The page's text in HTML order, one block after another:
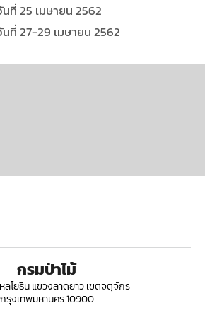
ที่ 25 เมษายน 2562
ที่ 27-29 เมษายน 2562
กรมป่าไม้
ลโยธิน แขวงลาดยาว เขตจตุจักร
กรุงเทพมหานคร 10900